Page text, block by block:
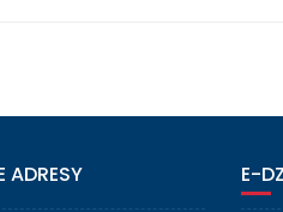
ADRESY E-